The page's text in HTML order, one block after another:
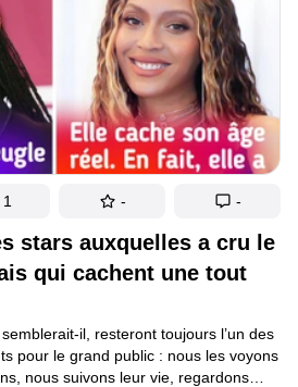
stars auxquelles a cru le
qui cachent une tout
il, resteront toujours l’un des
pour le grand public : nous les voyons
nous suivons leur vie, regardons
1 - -